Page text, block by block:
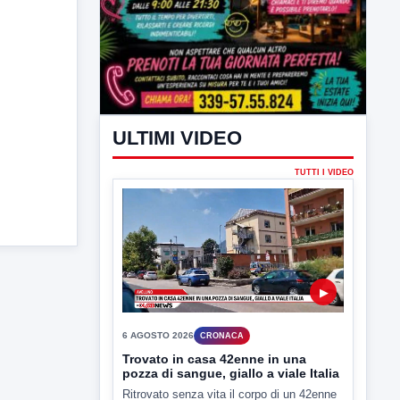
ULTIMI VIDEO
TUTTI I VIDEO
▶
Trovato in casa 42enne in una
pozza di sangue, giallo a viale Italia
Ritrovato senza vita il corpo di un 42enne
in un...